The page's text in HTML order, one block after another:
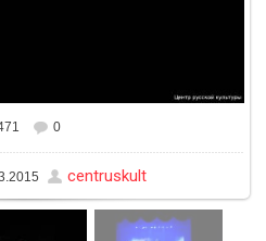
1600x1200
0
centruskult